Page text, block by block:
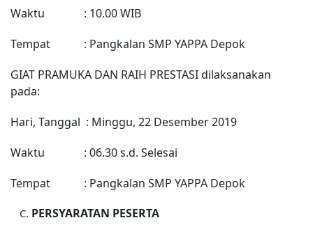
Waktu : 10.00 WIB
Tempat : Pangkalan SMP YAPPA Depok
GIAT PRAMUKA DAN RAIH PRESTASI dilaksanakan
pada:
Hari, Tanggal : Minggu, 22 Desember 2019
Waktu : 06.30 s.d. Selesai
Tempat : Pangkalan SMP YAPPA Depok
PERSYARATAN PESERTA